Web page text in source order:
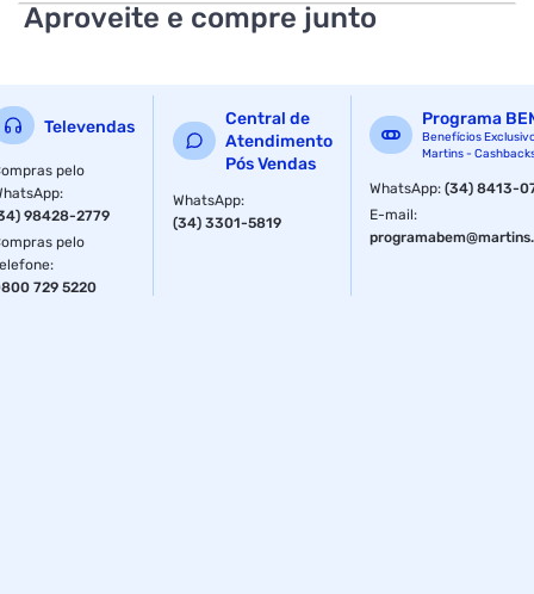
que propicia velocidade e conforto. Esta é a linha de
Aproveite e compre junto
Televendas
pelo
:
98428-2779
pelo
:
729 5220
Central de
Atendimento
Pós Vendas
WhatsApp:
(34) 3301-5819
Programa
Benefícios
Martins -
WhatsApp:(34) 8413-
E-mail: